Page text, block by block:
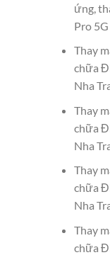
ứng,
Pro
Thay
chữa
Nha
Thay
chữa
Nha
Thay
chữa
Nha
Thay
chữa